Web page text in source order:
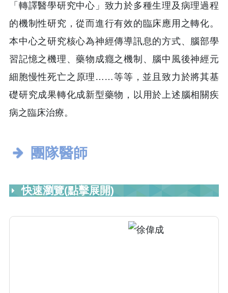
「轉譯醫學研究中心」致力於多種生理及病理過程
的機制性研究，從而進行有效的臨床應用之轉化。
本中心之研究核心為神經傳導訊息的方式、腦部學
習記憶之機理、藥物成癮之機制、腦中風後神經元
細胞慢性死亡之原理……等等，並且致力於將其基
礎研究成果轉化成新型藥物，以用於上述腦相關疾
病之臨床治療。
團隊醫師
快速瀏覽(點擊展開)